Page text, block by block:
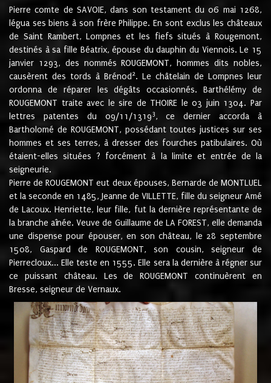
Pierre comte de SAVOIE, dans son testament du 06 mai 1268,
légua ses biens à son frère Philippe. En sont exclus les châteaux
de Saint Rambert, Lompnes et les fiefs situés à Rougemont,
destinés à sa fille Béatrix, épouse du dauphin du Viennois. Le 15
janvier 1293, des nommés ROUGEMONT, hommes dits nobles,
causèrent des tords à Brénod 2. Le châtelain de Lompnes leur
ordonna de réparer les dégâts occasionnés. Barthélémy de
ROUGEMONT traite avec le sire de THOIRE le 03 juin 1304. Par
lettres patentes du 09/11/13193, ce dernier accorda à
Bartholomé de ROUGEMONT, possédant toutes justices sur ses
hommes et ses terres, à dresser des fourches patibulaires. Où
étaient-elles situées ? forcément à la limite et entrée de la
seigneurie.
Pierre de ROUGEMONT eut deux épouses, Bernarde de MONTLUEL
et la seconde en 1485, Jeanne de VILLETTE, fille du seigneur Amé
de Lacoux. Henriette, leur fille, fut la dernière représentante de
la branche aînée. Veuve de Guillaume de LA FOREST, elle demanda
une dispense pour épouser, en son château, le 28 septembre
1508, Gaspard de ROUGEMONT, son cousin, seigneur de
Pierrecloux... Elle teste en 1555. Elle sera la dernière à régner sur
ce puissant château. Les de ROUGEMONT continuèrent en
Bresse, seigneur de Vernaux.